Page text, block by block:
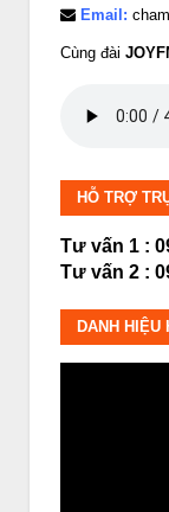
Email:
Cùng đài
HỖ TRỢ
Tư vấn 1 :
Tư vấn 2 :
DANH HIỆU